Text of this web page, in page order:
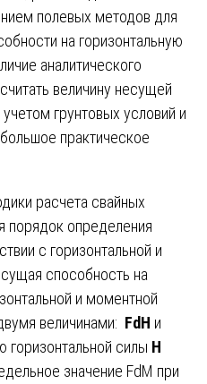
полевых методов для
на горизонтальную
аналитического
величину несущей
грунтовых условий и
практическое
расчета свайных
порядок определения
с горизонтальной и
способность на
и моментной
величинами: FdH и
горизонтальной силы H
значение FdM при